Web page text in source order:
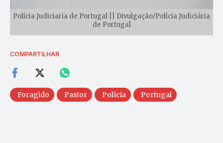
Polícia Judiciaria de Portugal || Divulgação/Polícia Judiciária
de Portugal
COMPARTILHAR
Foragido Pastor Polícia Portugal